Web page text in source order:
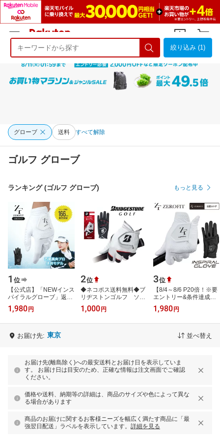
ようこそ 楽天市場へ ログイン
絞り込み (1)
グローブ 送料 すべて解除
ゴルフ グローブ
ランキング (ゴルフ グローブ) もっと見る
1 位
【公式店】「NEWインス
パイラルグローブ」返品
交換可 ゴルフ グローブ
ゴルフ グローブ ゴルフ
1,980 円
2位
◆ネコポス送料無料◆ブ
リヂストンゴルフ ソフ
トグリップ GL2404
左手用 全天候型グロー
1,000 円
3位
【8/4～8/6 P20倍！※要
エントリー&条件達成】
EON SPORTS イオンス
ポーツ 正規品 ZEROFIT
1,980 円
お届け先: 東京 並べ替え
お届け先(離島除く)への最安送料とお届け日を表示していま
す。 お届け日は目安のため、正確な情報は注文画面でご確認
ください。
価格や送料、納期等の詳細は、商品のサイズや色によって異な
る場合があります
商品のお届けに関するお客様ニーズを幅広く満たす商品に「最
強翌日配送」ラベルを表示しています。 詳細を見る